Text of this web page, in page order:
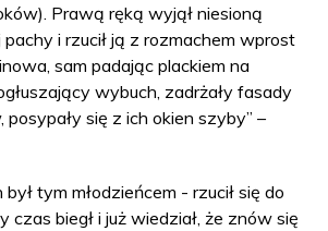
Prawą ręką wyjął niesioną
i rzucił ją z rozmachem wprost
sam padając plackiem na
wybuch, zadrżały fasady
posypały się z ich okien szyby” –
tym młodzieńcem - rzucił się do
czas biegł i już wiedział, że znów się